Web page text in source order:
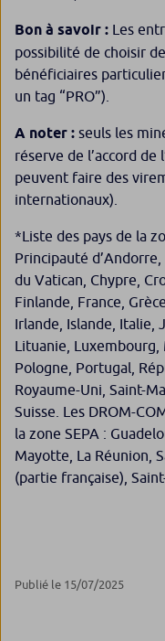
Bon à savoir : Les
possibilité de choisir
bénéficiaires
un tag “PRO”).
A noter : seuls les
réserve de l’accord de
peuvent faire des
internationaux).
*Liste des pays de la
Principauté
du Vatican, Chypre,
Finlande, France,
Irlande, Islande, Italie,
Lituanie, Luxembourg,
Pologne, Portugal,
Royaume-Uni, Saint-
Suisse. Les DROM-
la zone SEPA :
Mayotte, La Réunion,
(partie française),
Publié le 15/07/2025